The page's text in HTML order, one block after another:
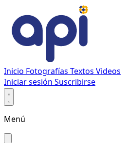
Inicio Fotografías Textos Videos
Iniciar sesión Suscribirse
Menú